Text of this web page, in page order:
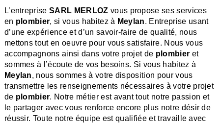
L’entrepriseSARL MERLOZ vous propose ses services
en plombier, si vous habitez à Meylan. Entreprise usant
d’une expérience et d’un savoir-faire de qualité, nous
mettons tout en oeuvre pour vous satisfaire. Nous vous
accompagnons ainsi dans votre projet de plombier et
sommes à l’écoute de vos besoins. Si vous habitez à
Meylan, nous sommes à votre disposition pour vous
transmettre les renseignements nécessaires à votre projet
de plombier. Notre métier est avant tout notre passion et
le partager avec vous renforce encore plus notre désir de
réussir. Toute notre équipe est qualifiée et travaille avec